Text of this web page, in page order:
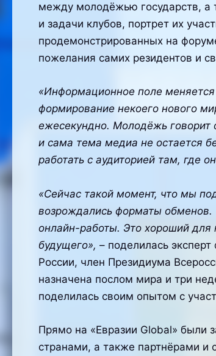
между молодёжью государств, а
и задачи клубов, портрет их
продемонстрированных на
пожелания самих резидентов и
«Информационное поле
формирование некоего нового
ежесекундно. Молодёжь говорит
и сама тема медиа не остается
работать с аудиторией там, где
«Сейчас такой момент, что мы
возрождались форматы обменов.
онлайн-работы. Это хороший для
будущего», – поделилась
России, член Президиума
назначена послом мира и три
поделилась своим опытом с
Прямо на «Евразии Global» были
странами, а также партнёрами и